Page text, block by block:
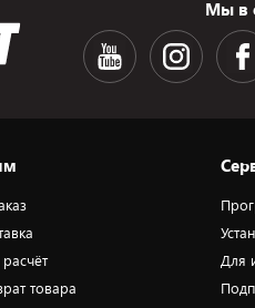
Мы в
товара
Для